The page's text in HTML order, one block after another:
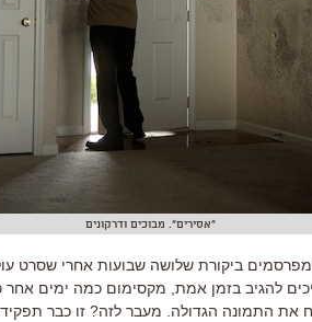
"אסירים". מבוכים ודרקונים
מפרסמים ביקורת שלושה שבועות אחרי שסרט
להגיב בזמן אמת, מקסימום כמה ימים
את התמונה הגדולה. מעבר לזה? זו כבר